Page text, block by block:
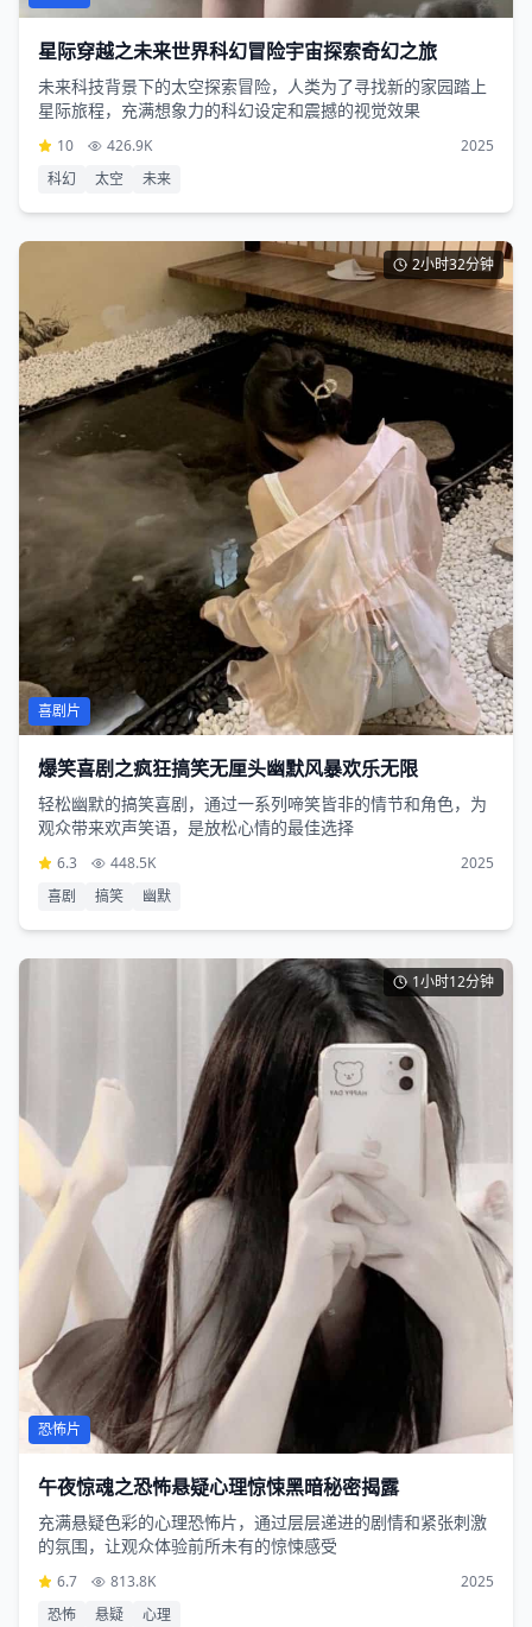
星际穿越之未来世界科幻冒险宇宙探索奇幻之旅
未来科技背景下的太空探索冒险，人类为了寻找新的家园踏上
星际旅程，充满想象力的科幻设定和震撼的视觉效果
10 426.9K
2025
科幻
太空 未来
2小时32分钟
喜剧片
爆笑喜剧之疯狂搞笑无厘头幽默风暴欢乐无限
轻松幽默的搞笑喜剧，通过一系列啼笑皆非的情节和角色，为
观众带来欢声笑语，是放松心情的最佳选择
6.3 448.5K
2025
喜剧
搞笑 幽默
1小时12分钟
恐怖片
午夜惊魂之恐怖悬疑心理惊悚黑暗秘密揭露
充满悬疑色彩的心理恐怖片，通过层层递进的剧情和紧张刺激
的氛围，让观众体验前所未有的惊悚感受
6.7 813.8K
2025
恐怖
悬疑 心理